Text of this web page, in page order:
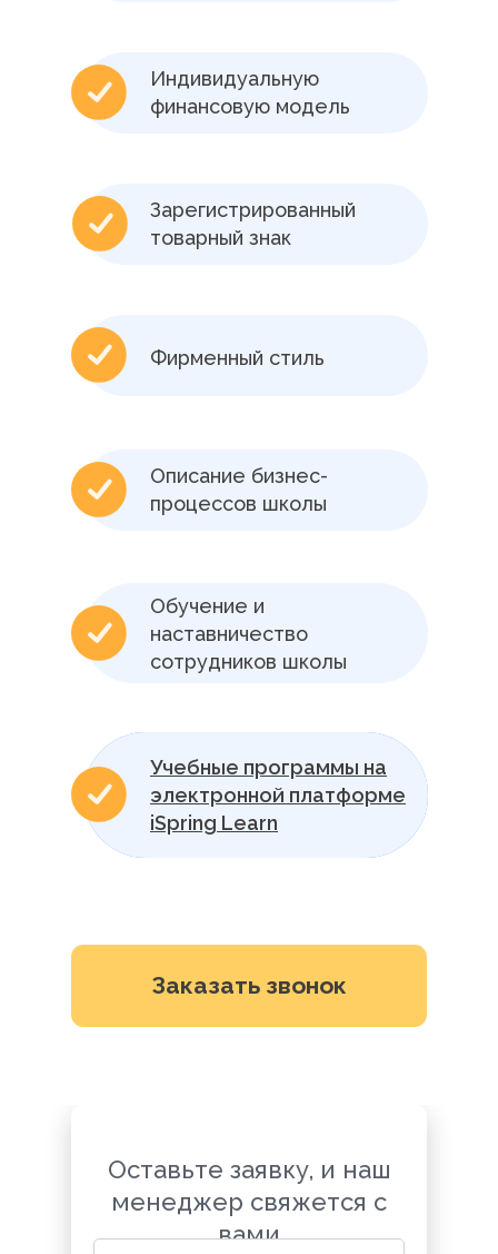
Индивидуальную
финансовую модель
Зарегистрированный
товарный знак
Фирменный стиль
Обучение и
наставничество
сотрудников школы
Учебные программы на
электронной платформе
iSpring Learn
Описание бизнес-
процессов школы
Заказать звонок
Оставьте заявку, и наш
менеджер свяжется с
вами